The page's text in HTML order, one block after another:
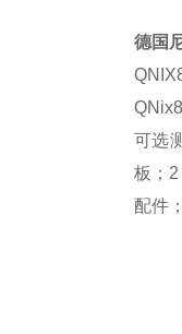
德国
可选
板；
配件